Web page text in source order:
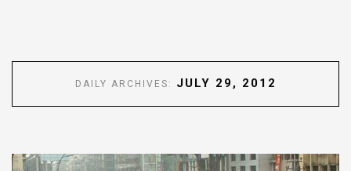
DAILY ARCHIVES: JULY 29, 2012